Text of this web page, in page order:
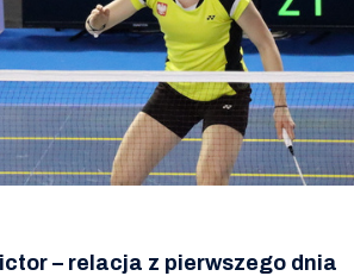
– relacja z pierwszego dnia